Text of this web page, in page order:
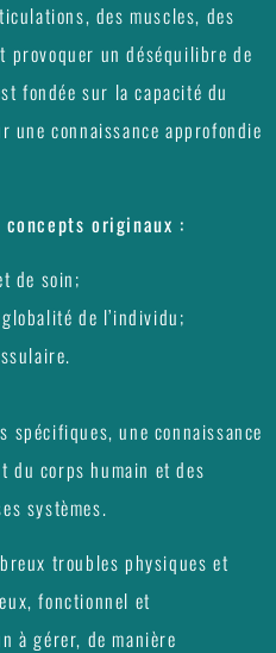
des muscles, des
provoquer un déséquilibre de
fondée sur la capacité du
une connaissance approfondie
originaux :
de soin;
de l’individu;
spécifiques, une connaissance
du corps humain et des
systèmes.
troubles physiques et
fonctionnel et
à gérer, de manière